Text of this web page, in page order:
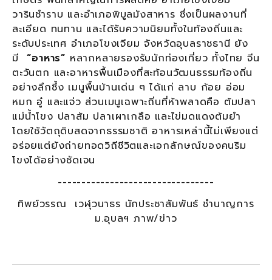
วารินชำราบ และอำเภอพิบูลมังสาหาร ซึ่งเป็นผลงานที่
ละเอียด ทนทาน และได้รับความนิยมทั้งในท้องถิ่นและ
ระดับประเทศ อำเภอโขงเจียม จังหวัดอุบลราชธานี ยัง
มี“อาหาร” หลากหลายรองรับนักท่องเที่ยว ทั้งไทย จีน
ตะวันตก และอาหารพื้นเมืองที่สะท้อนวัฒนธรรมท้องถิ่น
อย่างลึกซึ้ง เมนูพื้นบ้านเด่น ๆ ได้แก่ ลาบ ก้อย อ่อม
หมก อู๋ และแจ่ว ส่วนเมนูเฉพาะถิ่นที่ห้าพลาดคือ ต้มปลา
แม่น้ำโขง ปลาส้ม ปลาเผาเกลือ และไข่มดแดงต้มยำ
โดยใช้วัตถุดิบสดจากธรรมชาติ อาหารเหล่านี้ไม่เพียงแต่
อร่อยแต่ยังถ่ายทอดวิถีชีวิตและเอกลักษณ์ของคนริม
โขงได้อย่างชัดเจน
---------------------------------
ทิพย์วรรณ เวฬุวนาธร นักประชาสัมพันธ์ ชำนาญการ
ม.อุบลฯ ภาพ/ข่าว